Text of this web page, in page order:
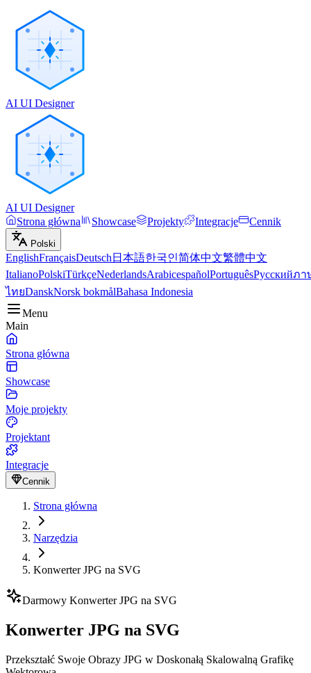
AI UI Designer
AI UI Designer
Strona główna
Showcase Projekty Integracje Cennik
Polski
EnglishFrançaisDeutsch 日本語한국인简体中文繁體中文
ItalianoPolskiTürkçeNederlandsArabicespañolPortuguêsРусскийภา
ไทยDanskNorsk bokmålBahasa Indonesia
Menu
Main
Strona główna
Showcase
Moje projekty
Projektant
Integracje
Cennik
Strona główna
Narzędzia
Konwerter JPG na SVG
Darmowy Konwerter JPG na SVG
Konwerter JPG na SVG
Przekształć Swoje Obrazy JPG w Doskonałą Skalowalną Grafikę